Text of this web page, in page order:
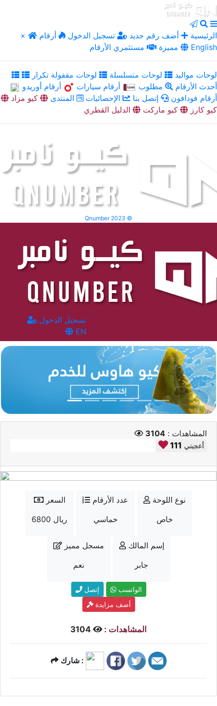
× الرئيسية أضف رقم جديد تسجيل الدخول
أرقام
مميزة
مستثمري الأرقام English
لوحات مواليد لوحات متسلسلة
لوحات مقفولة تكرار
أحدث الأرقام
مطلوب أرقام سيارات
أرقام أوريدو
أرقام فودافون
إتصل بنا الإحصائيات المنتدى
كيو مزاد
كيو كارز
كيو ماركت الدليل القطري
Qnumber 2023 ©
تسجيل الدخول
EN
المشاهدات : 3104
111 أعجبني
السعر
6800 ريال
عدد الأرقام
خماسي
نوع اللوحة
خاص
مسجل مميز
نعم
إسم المالك
جابر
إتصل
الواتسب
أضف مزايدة
المشاهدات :
شارك :